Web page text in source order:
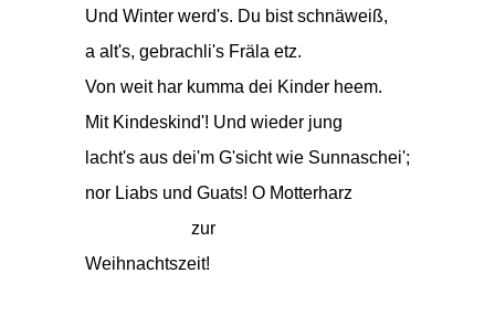
Und Winter werd's. Du bist schnäweiß,
a alt's, gebrachli's Fräla etz.
Von weit har kumma dei Kinder heem.
Mit Kindeskind'! Und wieder jung
lacht's aus dei'm G'sicht wie Sunnaschei';
nor Liabs und Guats! O Motterharz
zur
Weihnachtszeit!